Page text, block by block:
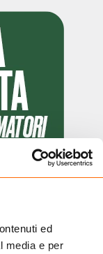
ed
media e per
regolarmente
online di